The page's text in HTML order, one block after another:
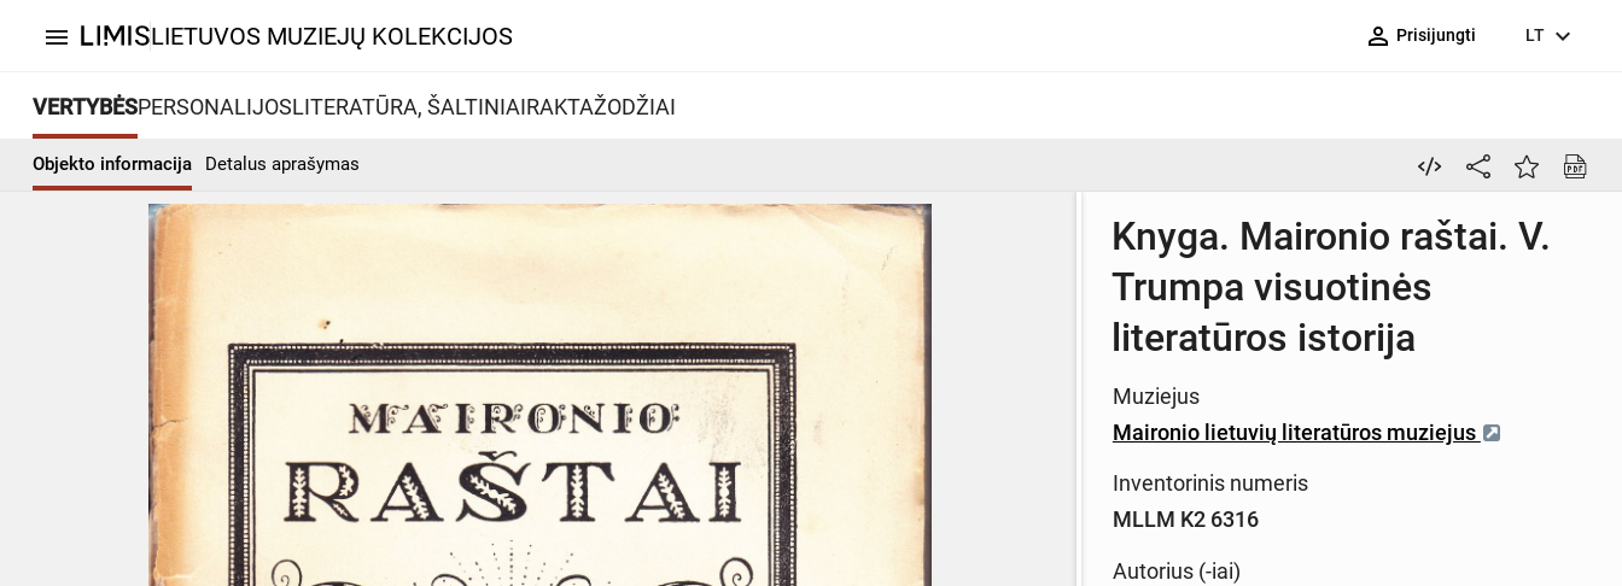
menu LIETUVOS MUZIEJŲ KOLEKCIJOS person_outline Prisijungti LT expand_more
VERTYBĖSPERSONALIJOSLITERATŪRA, ŠALTINIAIRAKTAŽODŽIAI
Objekto informacija Detalus aprašymas
Knyga. Maironio raštai. V.
Trumpa visuotinės
literatūros istorija
Muziejus
Maironio lietuvių literatūros muziejus
Inventorinis numeris
MLLM K2 6316
Autorius (-iai)